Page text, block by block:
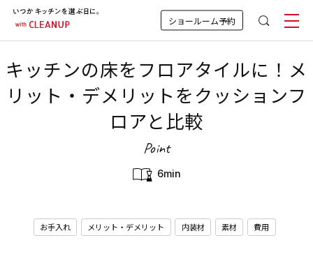
ショールーム予約
キッチンの床をフロアタイルに！メ
リット・デメリットをクッションフ
ロアと比較
Point
6min
お手入れ メリット・デメリット 内装材 素材 費用